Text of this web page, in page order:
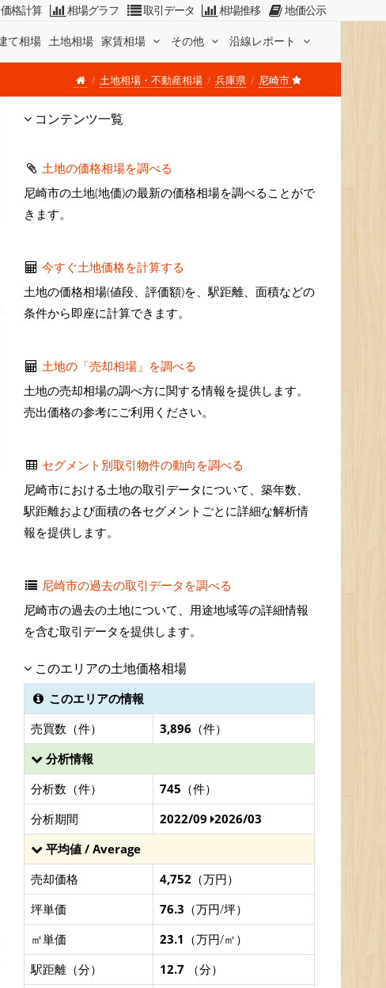
て相場 土地相場 家賃相場 その他 沿線レポート
価格計算 相場グラフ 取引データ 相場推移 地価公示
土地相場・不動産相場 兵庫県 尼崎市
コンテンツ一覧
土地の価格相場を調べる
尼崎市の土地(地価)の最新の価格相場を調べることがで
きます。
今すぐ土地価格を計算する
土地の価格相場(値段、評価額)を、駅距離、面積などの
条件から即座に計算できます。
土地の「売却相場」を調べる
土地の売却相場の調べ方に関する情報を提供します。
売出価格の参考にご利用ください。
セグメント別取引物件の動向を調べる
尼崎市における土地の取引データについて、築年数、
駅距離および面積の各セグメントごとに詳細な解析情
報を提供します。
尼崎市の過去の取引データを調べる
尼崎市の過去の土地について、用途地域等の詳細情報
を含む取引データを提供します。
このエリアの土地価格相場
このエリアの情報
売買数（件）
3,896 （件）
分析情報
分析数（件）
745 （件）
分析期間
2022/09 2026/03
平均値 / Average
売却価格
4,752 （万円）
坪単価
76.3 （万円/坪）
㎡単価
23.1 （万円/㎡）
駅距離（分）
12.7 （分）